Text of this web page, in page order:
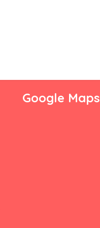
Google Maps